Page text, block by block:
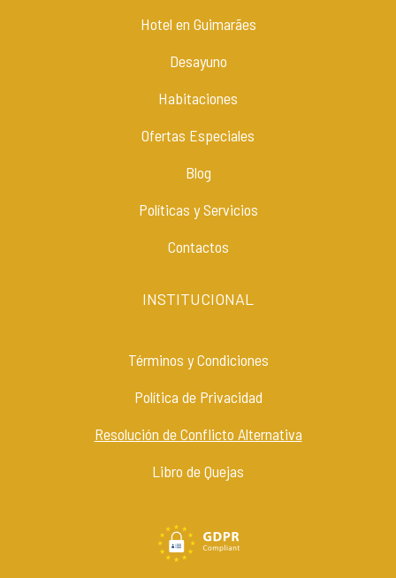
Hotel en Guimarães
Desayuno
Habitaciones
Ofertas Especiales
Blog
Políticas y Servicios
Contactos
INSTITUCIONAL
Términos y Condiciones
Política de Privacidad
Resolución de Conflicto Alternativa
Libro de Quejas